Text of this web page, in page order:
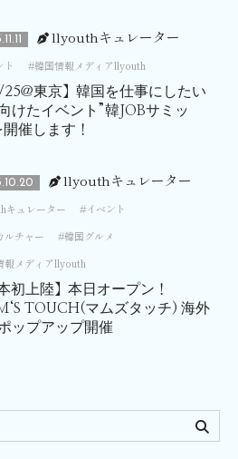
llyouthキュレーター
ト
韓国情報メディアllyouth
25@東京】韓国を仕事にしたい
けたイベント”韓JOBサミッ
開催します！
llyouthキュレーター
キュレーター
イベント
ルチャー
韓国グルメ
報メディアllyouth
初上陸】本日オープン！
TOUCH(マムズタッチ) 海外
ップアップ開催